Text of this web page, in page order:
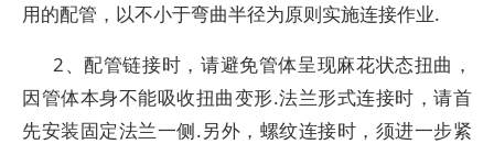
用的配管，以不小于弯曲半径为原则实施连接作业.
2、配管链接时，请避免管体呈现麻花状态扭曲，
因管体本身不能吸收扭曲变形.法兰形式连接时，请首
先安装固定法兰一侧.另外，螺纹连接时，须进一步紧